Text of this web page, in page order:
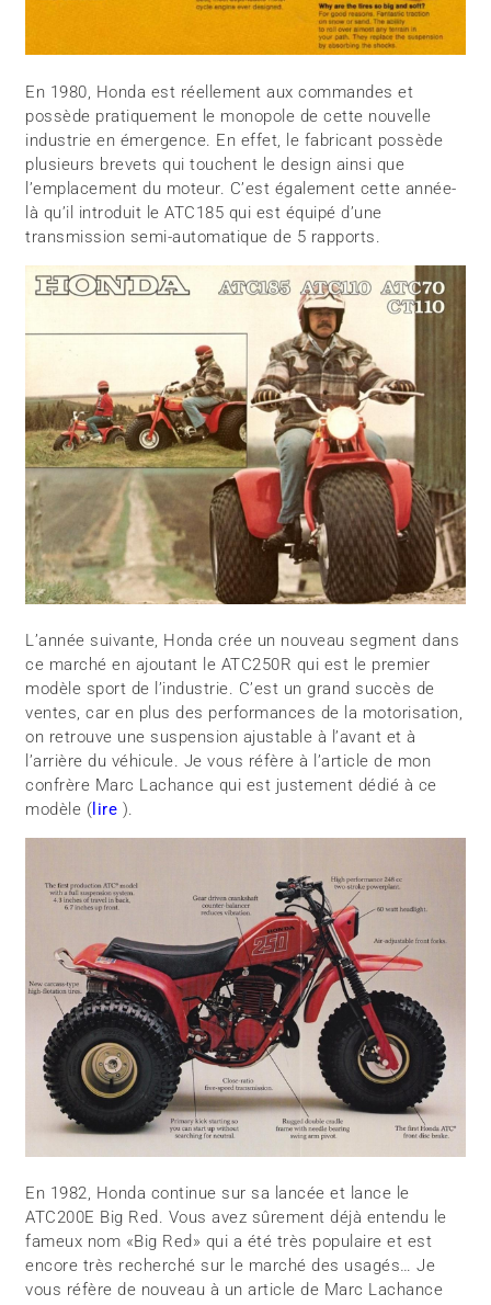
En 1980, Honda est réellement aux commandes et
possède pratiquement le monopole de cette nouvelle
industrie en émergence. En effet, le fabricant possède
plusieurs brevets qui touchent le design ainsi que
l’emplacement du moteur. C’est également cette année-
là qu’il introduit le ATC185 qui est équipé d’une
transmission semi-automatique de 5 rapports.
L’année suivante, Honda crée un nouveau segment dans
ce marché en ajoutant le ATC250R qui est le premier
modèle sport de l’industrie. C’est un grand succès de
ventes, car en plus des performances de la motorisation,
on retrouve une suspension ajustable à l’avant et à
l’arrière du véhicule. Je vous réfère à l’article de mon
confrère Marc Lachance qui est justement dédié à ce
modèle ( lire ).
En 1982, Honda continue sur sa lancée et lance le
ATC200E Big Red. Vous avez sûrement déjà entendu le
fameux nom «Big Red» qui a été très populaire et est
encore très recherché sur le marché des usagés… Je
vous réfère de nouveau à un article de Marc Lachance